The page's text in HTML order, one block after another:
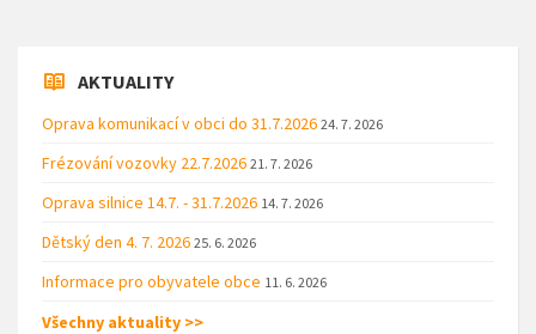
AKTUALITY
Oprava komunikací v obci do 31.7.2026 24. 7. 2026
Frézování vozovky 22.7.2026 21. 7. 2026
Oprava silnice 14.7. - 31.7.2026 14. 7. 2026
Dětský den 4. 7. 2026 25. 6. 2026
Informace pro obyvatele obce 11. 6. 2026
Všechny aktuality >>